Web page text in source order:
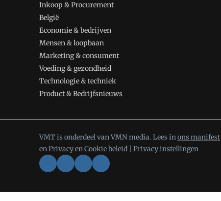
Inkoop & Procurement
België
Economie & bedrijven
Mensen & loopbaan
Marketing & consument
Voeding & gezondheid
Technologie & techniek
Product & Bedrijfsnieuws
VMT is onderdeel van VMN media. Lees inons manifest
enPrivacy en Cookie beleid Privacy instellingen